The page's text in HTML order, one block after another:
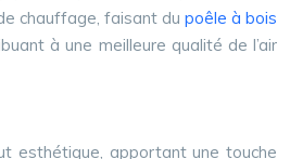
chauffage, faisant du poêle à bois
à une meilleure qualité de l’air
esthétique, apportant une touche